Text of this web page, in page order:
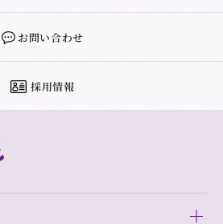
お問い合わせ
採用情報